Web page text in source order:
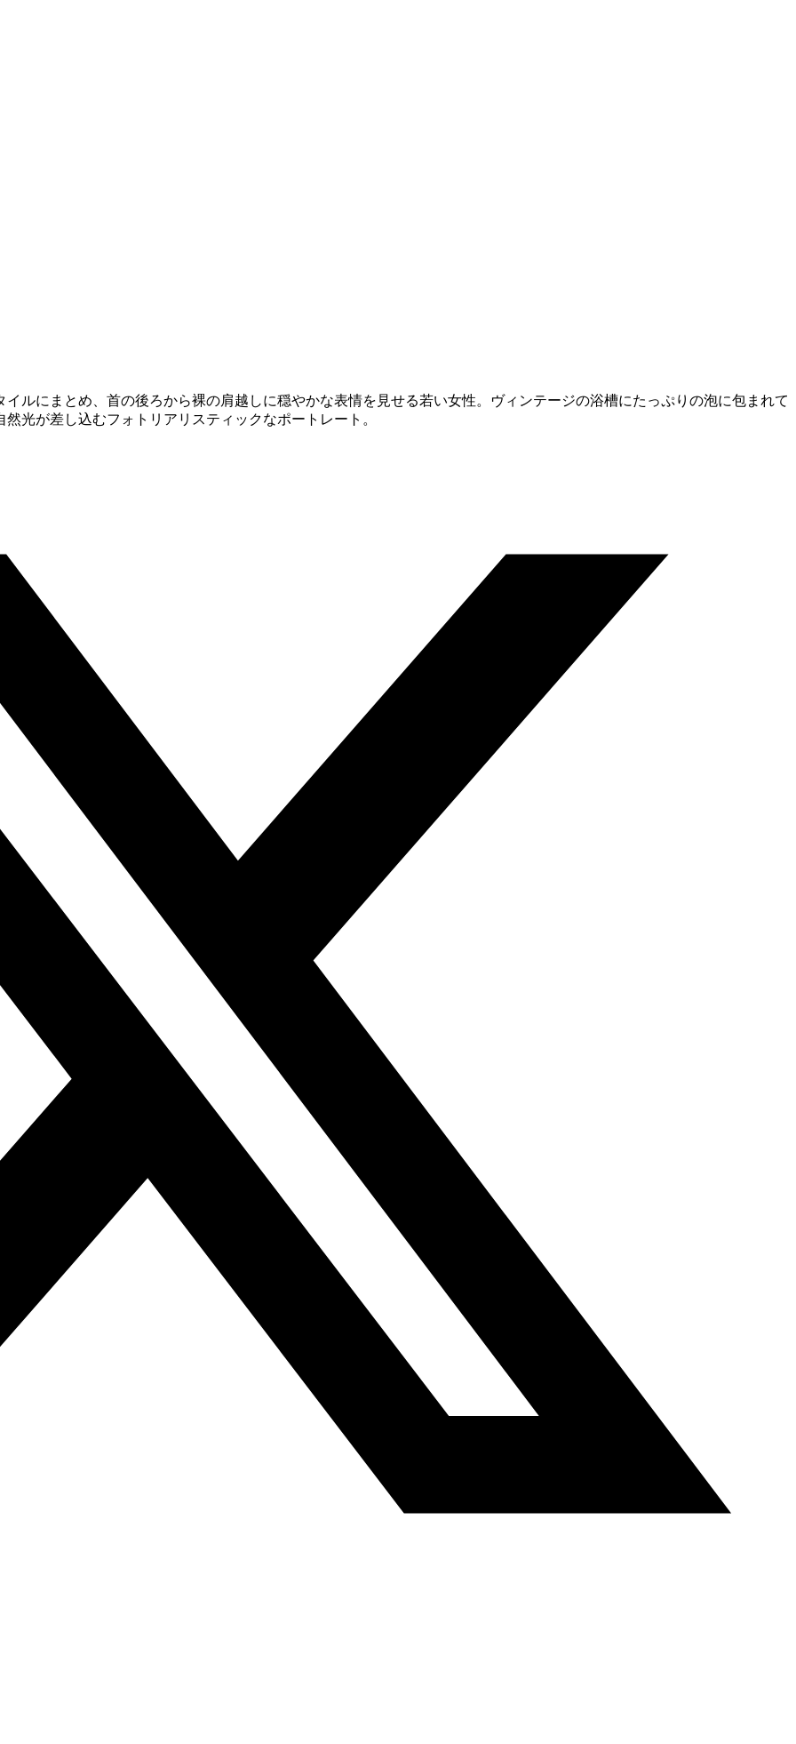
ルにまとめ、首の後ろから裸の肩越しに穏やかな表情を見せる若い女性。ヴィンテージの浴槽にたっぷりの泡に包まれて
光が差し込むフォトリアリスティックなポートレート。